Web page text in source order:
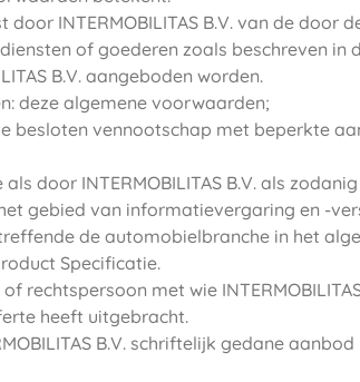
INTERMOBILITAS B.V. van de door
of goederen zoals beschreven
B.V. aangeboden worden.
deze algemene voorwaarden;
besloten vennootschap met beperkte
door INTERMOBILITAS B.V. als
gebied van informatievergaring en -
de automobielbranche in het
Specificatie.
rechtspersoon met wie
heeft uitgebracht.
B.V. schriftelijk gedane